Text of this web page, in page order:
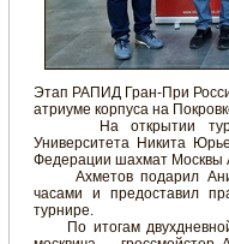
Этап РАПИД Гран-При
атриуме корпуса на
На открытии турнира
Университета Никита
Федерации шахмат Москвы
Ахметов подарил
часами и предоставил
турнире.
По итогам двухдневной